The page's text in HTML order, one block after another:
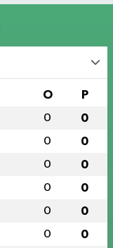
O P
0 0
0 0
0 0
0 0
0 0
0 0